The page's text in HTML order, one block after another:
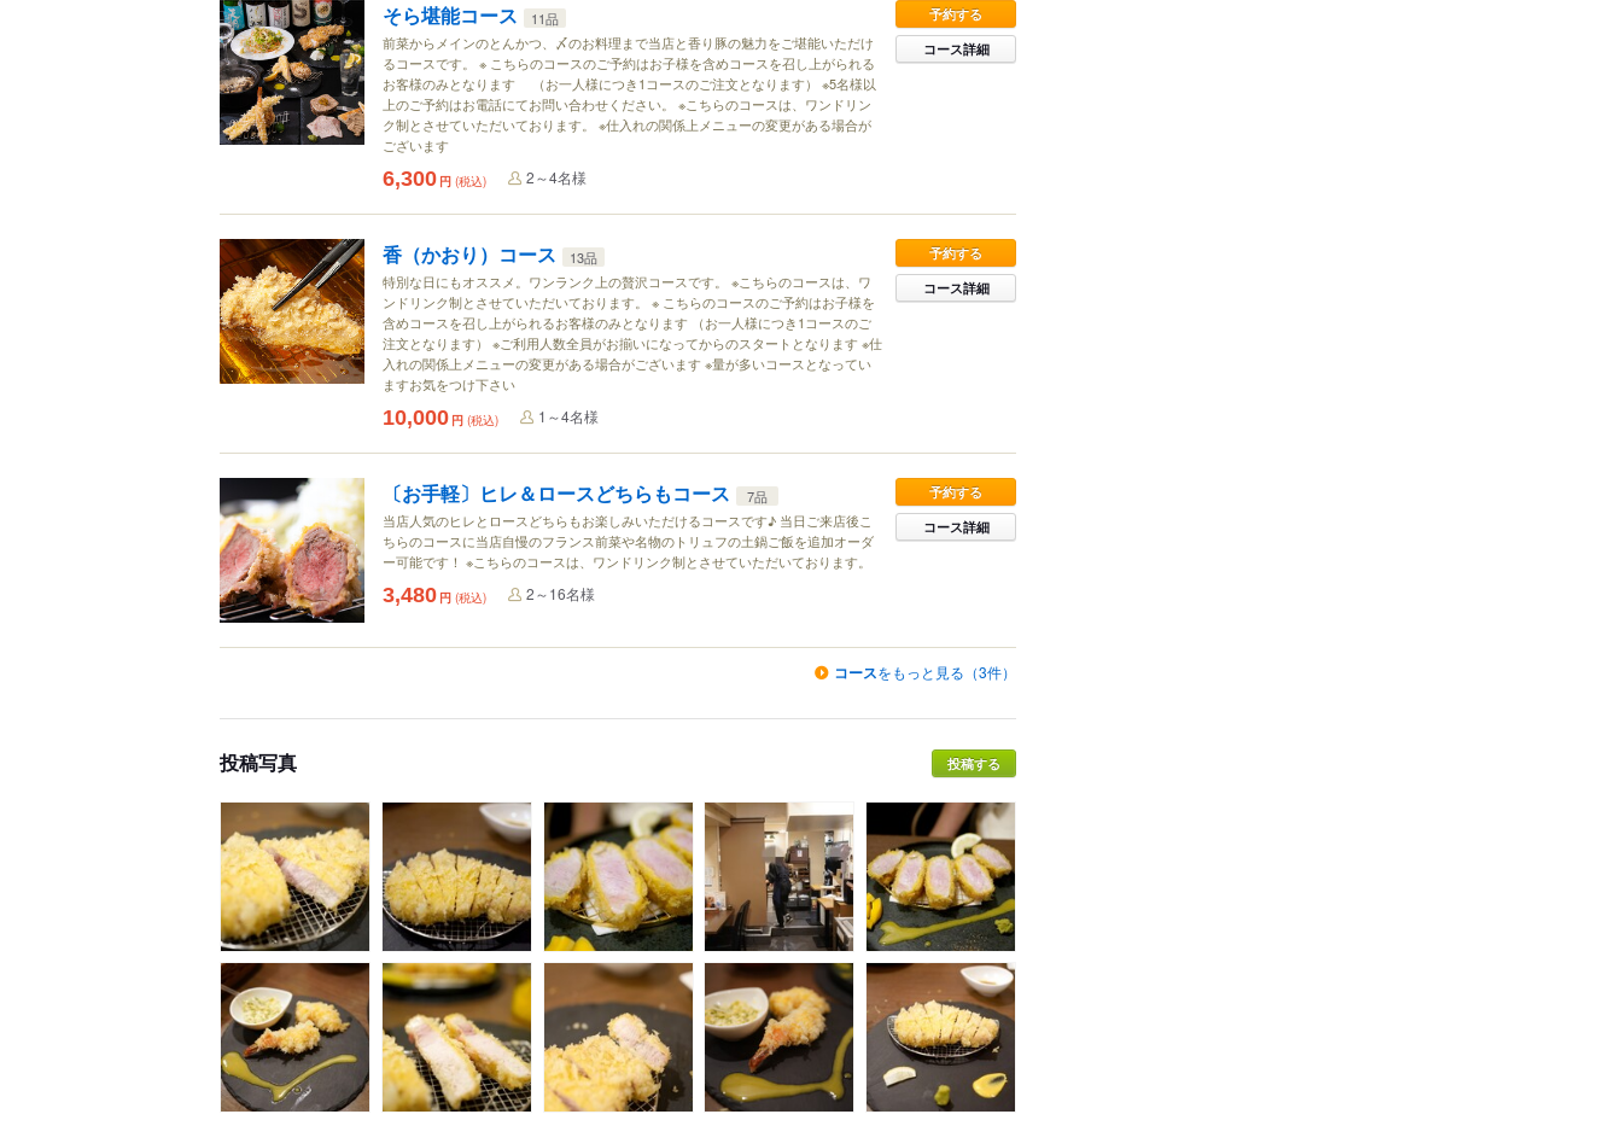
そら堪能コース
11品
前菜からメインのとんかつ、〆のお料理まで当店と香り豚の魅力をご堪能いただけ
るコースです。 ※ こちらのコースのご予約はお子様を含めコースを召し上がられる
お客様のみとなります （お一人様につき1コースのご注文となります） ※5名様以
上のご予約はお電話にてお問い合わせください。 ※こちらのコースは、ワンドリン
ク制とさせていただいております。 ※仕入れの関係上メニューの変更がある場合が
ございます
予約する
コース詳細
6,300 円 (税込) 2～4名様
香（かおり）コース
13品
特別な日にもオススメ。ワンランク上の贅沢コースです。 ※こちらのコースは、ワ
ンドリンク制とさせていただいております。 ※ こちらのコースのご予約はお子様を
含めコースを召し上がられるお客様のみとなります （お一人様につき1コースのご
注文となります） ※ご利用人数全員がお揃いになってからのスタートとなります ※仕
入れの関係上メニューの変更がある場合がございます ※量が多いコースとなってい
ますお気をつけ下さい
予約する
コース詳細
10,000 円 (税込) 1～4名様
〔お手軽〕ヒレ＆ロースどちらもコース
7品
当店人気のヒレとロースどちらもお楽しみいただけるコースです♪ 当日ご来店後こ
ちらのコースに当店自慢のフランス前菜や名物のトリュフの土鍋ご飯を追加オーダ
ー可能です！ ※こちらのコースは、ワンドリンク制とさせていただいております。
予約する
コース詳細
3,480 円 (税込) 2～16名様
コースをもっと見る（3件）
投稿写真 投稿する